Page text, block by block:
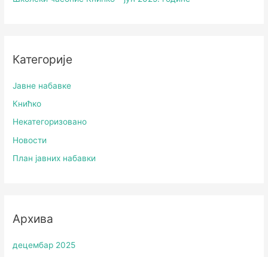
Категорије
Јавне набавке
Книћко
Некатегоризовано
Новости
План јавних набавки
Архива
децембар 2025